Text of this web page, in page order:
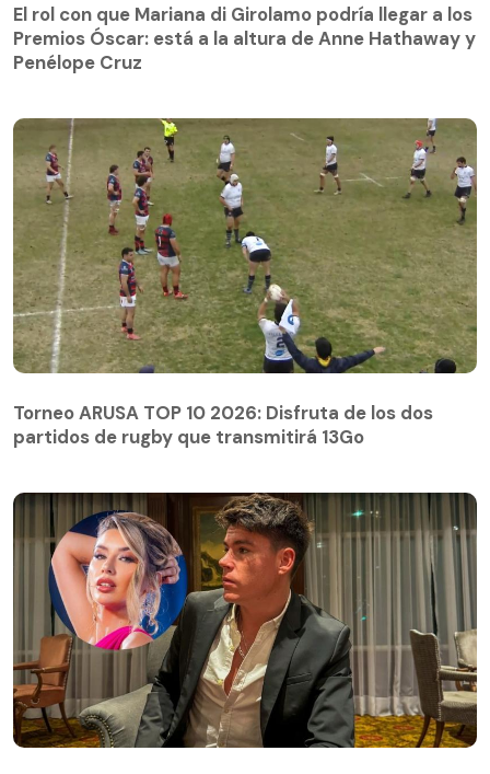
El rol con que Mariana di Girolamo podría llegar a los
Premios Óscar: está a la altura de Anne Hathaway y
Penélope Cruz
Torneo ARUSA TOP 10 2026: Disfruta de los dos
partidos de rugby que transmitirá 13Go